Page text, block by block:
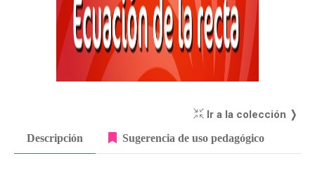
Ir a la colección ❭
Descripción Sugerencia de uso pedagógico